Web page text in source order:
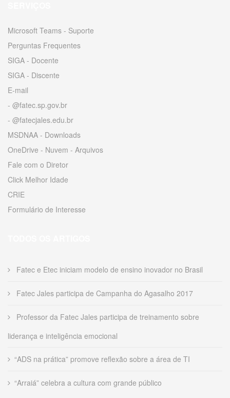
Microsoft Teams - Suporte
Perguntas Frequentes
SIGA - Docente
SIGA - Discente
E-mail
- @fatec.sp.gov.br
- @fatecjales.edu.br
MSDNAA - Downloads
OneDrive - Nuvem - Arquivos
Fale com o Diretor
Click Melhor Idade
CRIE
Formulário de Interesse
Fatec e Etec iniciam modelo de ensino inovador no Brasil
Fatec Jales participa de Campanha do Agasalho 2017
Professor da Fatec Jales participa de treinamento sobre
liderança e inteligência emocional
“ADS na prática” promove reflexão sobre a área de TI
“Arraiá” celebra a cultura com grande público